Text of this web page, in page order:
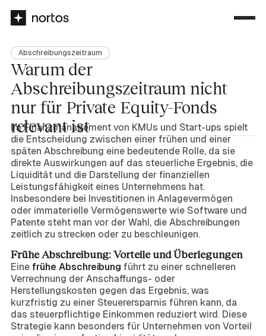
Abschreibungszeitraum
Warum der
Abschreibungszeitraum nicht
nur für Private Equity-Fonds
relevant ist
Im Finanzmanagement von KMUs und Start-ups spielt
die Entscheidung zwischen einer frühen und einer
späten Abschreibung eine bedeutende Rolle, da sie
direkte Auswirkungen auf das steuerliche Ergebnis, die
Liquidität und die Darstellung der finanziellen
Leistungsfähigkeit eines Unternehmens hat.
Insbesondere bei Investitionen in Anlagevermögen
oder immaterielle Vermögenswerte wie Software und
Patente steht man vor der Wahl, die Abschreibungen
zeitlich zu strecken oder zu beschleunigen.
Frühe Abschreibung: Vorteile und Überlegungen
Eine frühe Abschreibung führt zu einer schnelleren
Verrechnung der Anschaffungs- oder
Herstellungskosten gegen das Ergebnis, was
kurzfristig zu einer Steuerersparnis führen kann, da
das steuerpflichtige Einkommen reduziert wird. Diese
Strategie kann besonders für Unternehmen von Vorteil